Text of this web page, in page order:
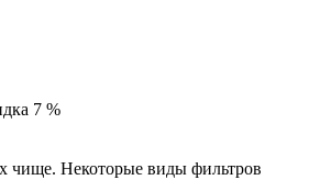
7 %
чище. Некоторые виды фильтров